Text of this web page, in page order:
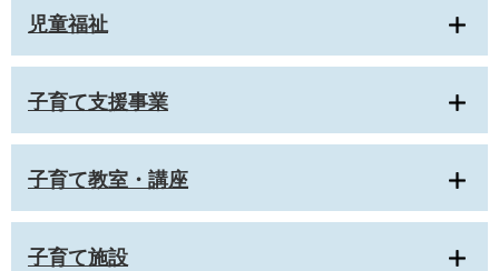
児童福祉
子育て支援事業
子育て教室・講座
子育て施設